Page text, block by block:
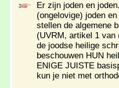
Er zijn joden en
(ongelovige) joden
stellen de algemene
(UVRM, artikel 1 van
de joodse heilige
beschouwen HUN
ENIGE JUISTE
kun je niet met